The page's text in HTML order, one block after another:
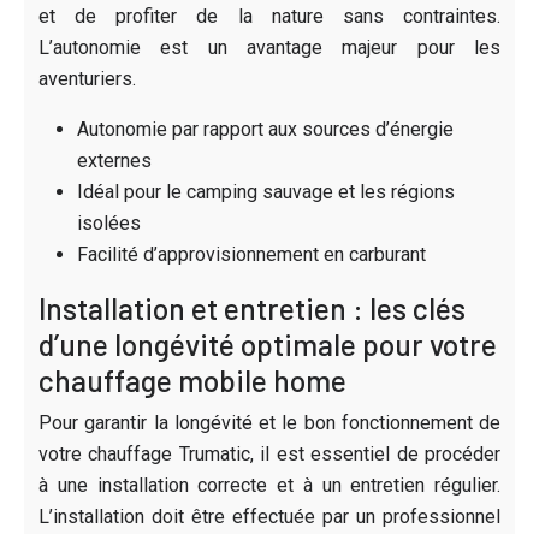
et de profiter de la nature sans contraintes.
L’autonomie est un avantage majeur pour les
aventuriers.
Autonomie par rapport aux sources d’énergie
externes
Idéal pour le camping sauvage et les régions
isolées
Facilité d’approvisionnement en carburant
Installation et entretien : les clés
d’une longévité optimale pour votre
chauffage mobile home
Pour garantir la longévité et le bon fonctionnement de
votre chauffage Trumatic, il est essentiel de procéder
à une installation correcte et à un entretien régulier.
L’installation doit être effectuée par un professionnel